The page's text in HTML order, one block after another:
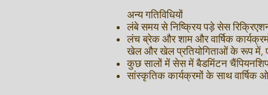
अन्य गतिविधियों
लंबे समय से निष्क्रिय पड़े सेस
लंच ब्रेक और शाम और वार्षिक
खेल और खेल प्रतियोगिताओं के रूप में,
कुछ सालों में सेस में बैडमिंटन
सांस्कृतिक कार्यक्रमों के साथ